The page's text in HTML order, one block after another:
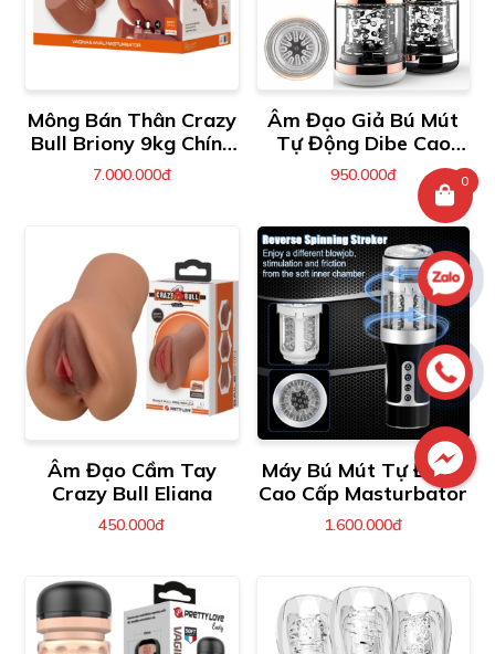
Mông Bán Thân Crazy
Bull Briony 9kg Chính
Hãng
7.000.000đ
Âm Đạo Giả Bú Mút
Tự Động Dibe Cao
Cấp
950.000đ
Âm Đạo Cầm Tay
Crazy Bull Eliana
450.000đ
Máy Bú Mút Tự Động
Cao Cấp Masturbator
1.600.000đ
0